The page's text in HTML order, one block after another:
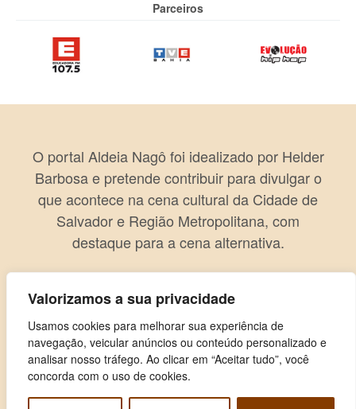
Valorizamos a sua privacidade
Usamos cookies para melhorar sua experiência de
navegação, veicular anúncios ou conteúdo personalizado e
analisar nosso tráfego. Ao clicar em “Aceitar tudo”, você
concorda com o uso de cookies.
Parceiros
O portal Aldeia Nagô foi idealizado por Helder
Barbosa e pretende contribuir para divulgar o
que acontece na cena cultural da Cidade de
Salvador e Região Metropolitana, com
destaque para a cena alternativa.